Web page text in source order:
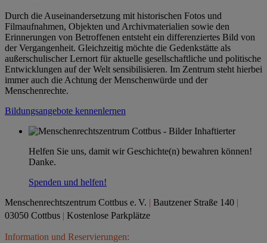
Durch die Auseinandersetzung mit historischen Fotos und
Filmaufnahmen, Objekten und Archivmaterialien sowie den
Erinnerungen von Betroffenen entsteht ein differenziertes Bild von
der Vergangenheit. Gleichzeitig möchte die Gedenkstätte als
außerschulischer Lernort für aktuelle gesellschaftliche und politische
Entwicklungen auf der Welt sensibilisieren. Im Zentrum steht hierbei
immer auch die Achtung der Menschenwürde und der
Menschenrechte.
Bildungsangebote kennenlernen
Helfen Sie uns, damit wir Geschichte(n) bewahren können!
Danke.
Spenden und helfen!
Menschenrechtszentrum Cottbus e. V. | Bautzener Straße 140 |
03050 Cottbus | Kostenlose Parkplätze
Information und Reservierungen: